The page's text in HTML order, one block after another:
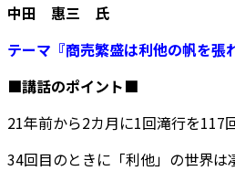
中田 惠三 氏
テーマ『商売繁盛は利他の帆を張
■講話のポイント■
21年前から2カ月に1回滝行を117
34回目のときに「利他」の世界は